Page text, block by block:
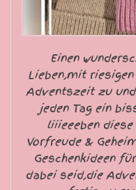
Einen
Lieben,mit
Adventszeit zu
jeden Tag ein
liiieeeben
Vorfreude &
Geschenkideen
dabei seid,die